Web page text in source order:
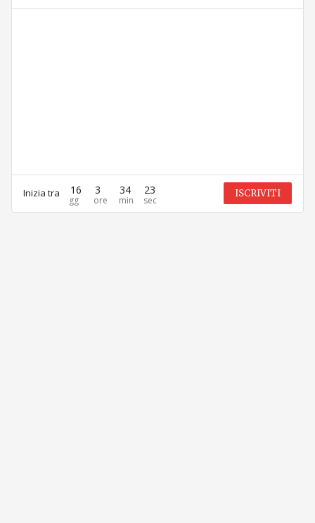
Inizia tra 16 3 34 23 ISCRIVITI